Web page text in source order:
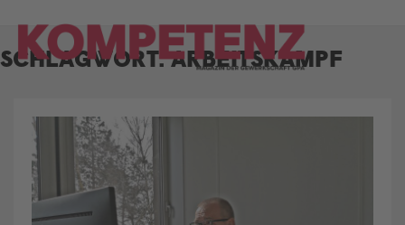
content
SCHLAGWORT:ARBEITSKAMPF